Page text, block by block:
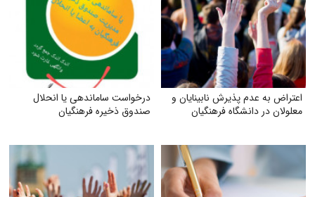
اعتراض به عدم پذیرش نابینایان و
معلولان در دانشگاه فرهنگیان
درخواست ساماندهی یا انحلال
صندوق ذخیره فرهنگیان